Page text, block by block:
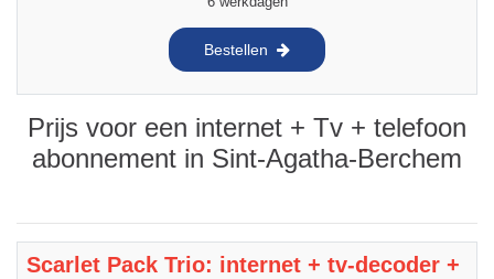
Bestellen
Prijs voor een internet + Tv + telefoon
abonnement in Sint-Agatha-Berchem
Scarlet Pack Trio: internet + tv-decoder +